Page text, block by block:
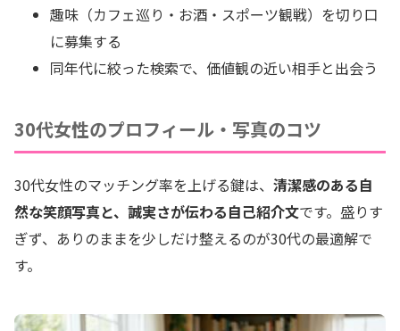
趣味（カフェ巡り・お酒・スポーツ観戦）を切り口
に募集する
同年代に絞った検索で、価値観の近い相手と出会う
30代女性のプロフィール・写真のコツ
30代女性のマッチング率を上げる鍵は、 清潔感のある自
然な笑顔写真と、誠実さが伝わる自己紹介文です。盛りす
ぎず、ありのままを少しだけ整えるのが30代の最適解で
す。